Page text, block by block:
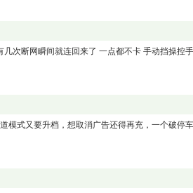
次断网瞬间就连回来了 一点都不卡 手动挡操控
模式又要升档，想取消广告还得再充，一个破停